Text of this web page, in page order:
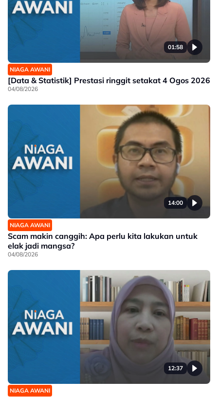
01:58
NIAGA AWANI
[Data & Statistik] Prestasi ringgit setakat 4 Ogos 2026
04/08/2026
14:00
NIAGA AWANI
Scam makin canggih: Apa perlu kita lakukan untuk
elak jadi mangsa?
04/08/2026
12:37
NIAGA AWANI